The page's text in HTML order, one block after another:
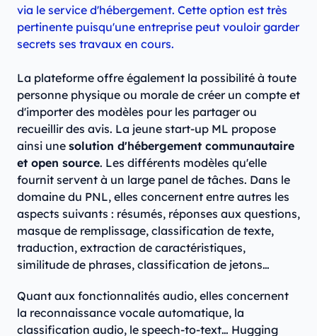
via le service d'hébergement. Cette option est très
pertinente puisqu'une entreprise peut vouloir garder
secrets ses travaux en cours.
La plateforme offre également la possibilité à toute
personne physique ou morale de créer un compte et
d'importer des modèles pour les partager ou
recueillir des avis. La jeune start-up ML propose
ainsi une solution d'hébergement communautaire
et open source. Les différents modèles qu'elle
fournit servent à un large panel de tâches. Dans le
domaine du PNL, elles concernent entre autres les
aspects suivants : résumés, réponses aux questions,
masque de remplissage, classification de texte,
traduction, extraction de caractéristiques,
similitude de phrases, classification de jetons…
Quant aux fonctionnalités audio, elles concernent
la reconnaissance vocale automatique, la
classification audio, le speech-to-text… Hugging